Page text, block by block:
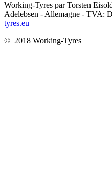
Working-Tyres par Torsten
Adelebsen - Allemagne - TVA:
tyres.eu
© 2018 Working-Tyres